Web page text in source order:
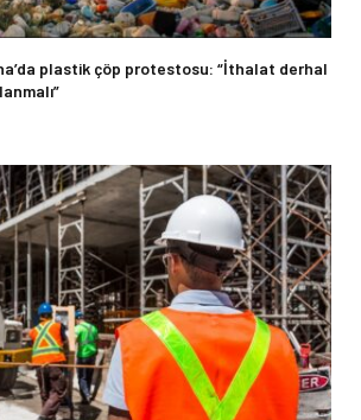
plastik çöp protestosu: “İthalat derhal